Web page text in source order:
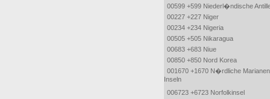
00599 +599 Niederl�ndische
00227 +227 Niger
00234 +234 Nigeria
00505 +505 Nikaragua
00683 +683 Niue
00850 +850 Nord Korea
001670 +1670 N�rdliche
Inseln
006723 +6723 Norfolkinsel